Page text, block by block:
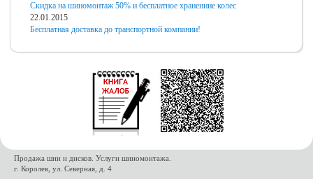
Скидка на шиномонтаж 50% и бесплатное хранениие колес
22.01.2015
Бесплатная доставка до транспортной компании!
Продажа шин и дисков. Услуги шиномонтажа.
г. Королев, ул. Северная, д. 4